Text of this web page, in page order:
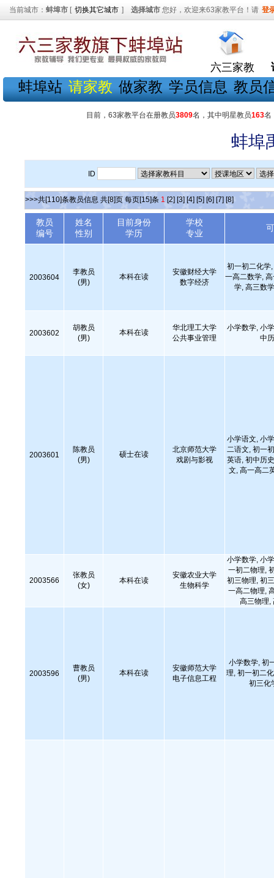
当前城市： 蚌埠市 [ 切换其它城市 ] 选择城市 您好，欢迎来63家教平台！请 登
六三家教
蚌埠站 请家教 做家教 学员信息 教员
目前，63家教平台在册教员3809名，其中明星教员163名
蚌埠
ID
>>>共[110]条教员信息 共[8]页 每页[15]条 1 [2] [3] [4] [5] [6] [7] [8]
教员
编号
姓名
性别
目前身份
学历
学校
专业
2003604
李教员
(男)
本科在读
安徽财经大学
数字经济
初一初二化学
一高二数学,
学, 高三数
2003602
胡教员
(男)
本科在读
华北理工大学
公共事业管理
小学数学, 小
中
2003601
陈教员
(男)
硕士在读
北京师范大学
戏剧与影视
小学语文, 小
二语文, 初一
英语, 初中历
文, 高一高二
2003566
张教员
(女)
本科在读
安徽农业大学
生物科学
小学数学, 小
一初二物理,
初三物理, 初
一高二物理,
高三物理,
2003596
曹教员
(男)
本科在读
安徽师范大学
电子信息工程
小学数学, 初
理, 初一初二
初三化